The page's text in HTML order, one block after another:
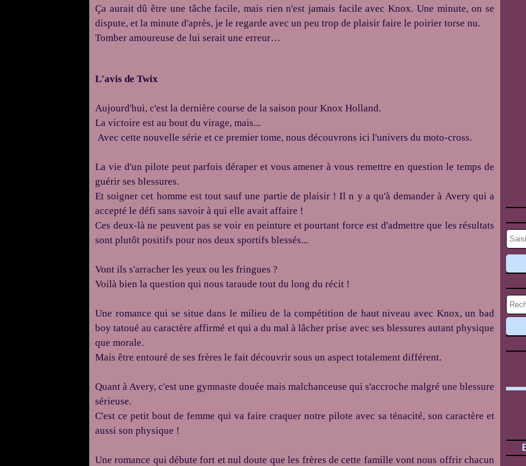
Ça aurait dû être une tâche facile, mais rien n'est jamais facile avec Knox. Une minute, on se
dispute, et la minute d'après, je le regarde avec un peu trop de plaisir faire le poirier torse nu.
Tomber amoureuse de lui serait une erreur…
L'avis de Twix
Aujourd'hui, c'est la dernière course de la saison pour Knox Holland.
La victoire est au bout du virage, mais...
Avec cette nouvelle série et ce premier tome, nous découvrons ici l'univers du moto-cross.
La vie d'un pilote peut parfois déraper et vous amener à vous remettre en question le temps de
guérir ses blessures.
Et soigner cet homme est tout sauf une partie de plaisir ! Il n y a qu'à demander à Avery qui a
accepté le défi sans savoir à qui elle avait affaire !
Ces deux-là ne peuvent pas se voir en peinture et pourtant force est d'admettre que les résultats
sont plutôt positifs pour nos deux sportifs blessés...
Vont ils s'arracher les yeux ou les fringues ?
Voilà bien la question qui nous taraude tout du long du récit !
Une romance qui se situe dans le milieu de la compétition de haut niveau avec Knox, un bad
boy tatoué au caractère affirmé et qui a du mal à lâcher prise avec ses blessures autant physique
que morale.
Mais être entouré de ses frères le fait découvrir sous un aspect totalement différent.
Quant à Avery, c'est une gymnaste douée mais malchanceuse qui s'accroche malgré une blessure
sérieuse.
C'est ce petit bout de femme qui va faire craquer notre pilote avec sa ténacité, son caractère et
aussi son physique !
Une romance qui débute fort et nul doute que les frères de cette famille vont nous offrir chacun